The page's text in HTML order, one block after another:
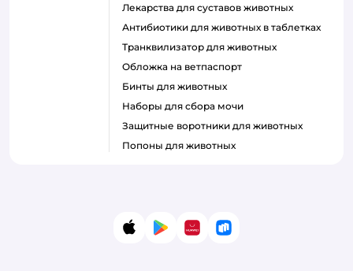
Лекарства для суставов животных
Антибиотики для животных в таблетках
Транквилизатор для животных
Обложка на ветпаспорт
Бинты для животных
Наборы для сбора мочи
Защитные воротники для животных
Попоны для животных
App StoreGoogle Play
AppGallery
RuStore